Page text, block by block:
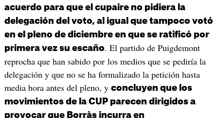
acuerdo para que el cupaire no pidiera la
delegación del voto, al igual que tampoco votó
en el pleno de diciembre en que se ratificó por
primera vez su escaño. El partido de Puigdemont
reprocha que han sabido por los medios que se pediría la
delegación y que no se ha formalizado la petición hasta
media hora antes del pleno, y concluyen que los
movimientos de la CUP parecen dirigidos a
provocar que Borràs incurra en